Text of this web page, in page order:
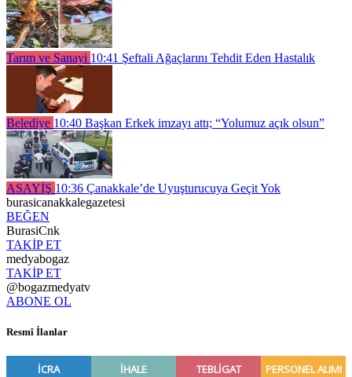
Tarım ve Sanayi 10:41 Şeftali Ağaçlarını Tehdit Eden Hastalık
Belediye 10:40 Başkan Erkek imzayı attı; “Yolumuz açık olsun”
ASAYİŞ 10:36 Çanakkale’de Uyuşturucuya Geçit Yok
burasicanakkalegazetesi
BEĞEN
BurasiCnk
TAKİP ET
medyabogaz
TAKİP ET
@bogazmedyatv
ABONE OL
Resmî İlanlar